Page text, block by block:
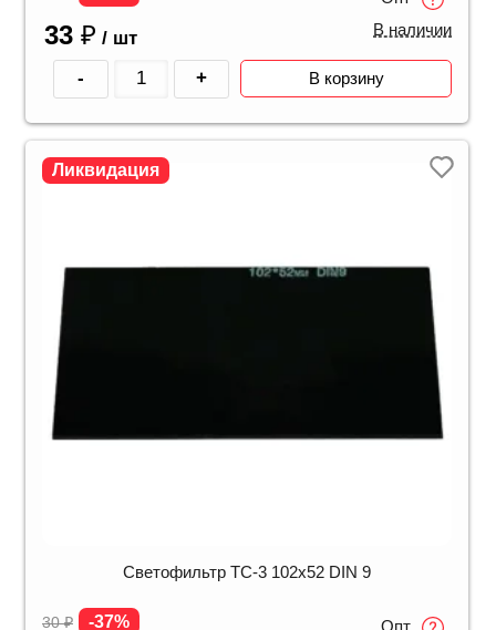
33 ₽ / шт
В наличии
- + В корзину
Ликвидация
Светофильтр ТС-3 102х52 DIN 9
30₽ -37%